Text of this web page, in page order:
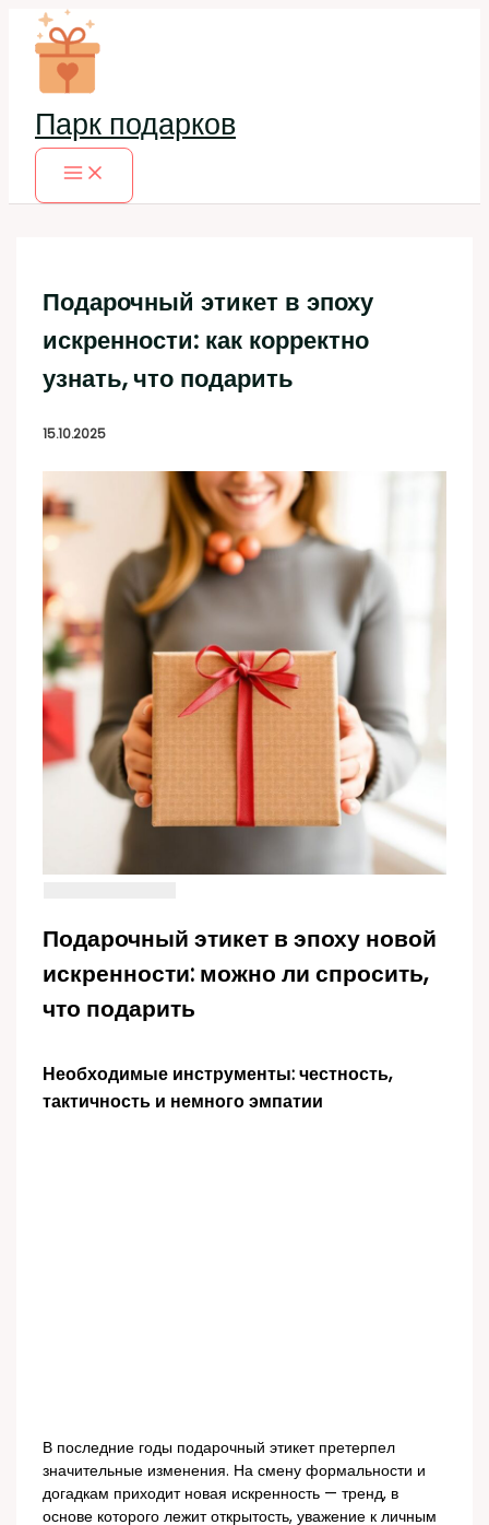
Перейти
содержимому
Парк подарков
Подарочный этикет в эпоху
искренности: как корректно
узнать, что подарить
15.10.2025
Подарочный этикет в эпоху новой
искренности: можно ли спросить,
что подарить
Необходимые инструменты: честность,
тактичность и немного эмпатии
В последние годы подарочный этикет претерпел
значительные изменения. На смену формальности и
догадкам приходит новая искренность — тренд, в
основе которого лежит открытость, уважение к личным